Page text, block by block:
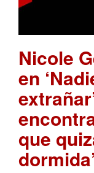
Nicole
en
que
dormida’